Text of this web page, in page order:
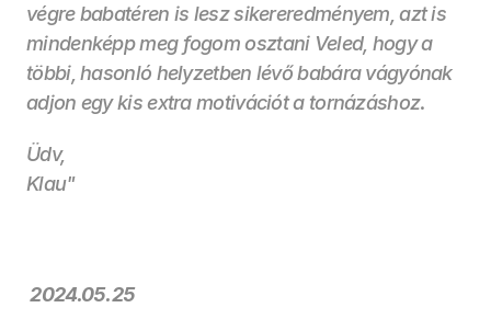
végre babatéren is lesz sikereredményem, azt is
mindenképp meg fogom osztani Veled, hogy a
többi, hasonló helyzetben lévő babára vágyónak
adjon egy kis extra motivációt a tornázáshoz.
Üdv,
Klau"
2024.05.25